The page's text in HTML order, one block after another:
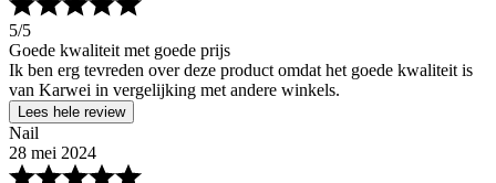
5/5
Goede kwaliteit met goede prijs
Ik ben erg tevreden over deze product omdat het goede kwaliteit is
van Karwei in vergelijking met andere winkels.
Lees hele review
Nail
28 mei 2024